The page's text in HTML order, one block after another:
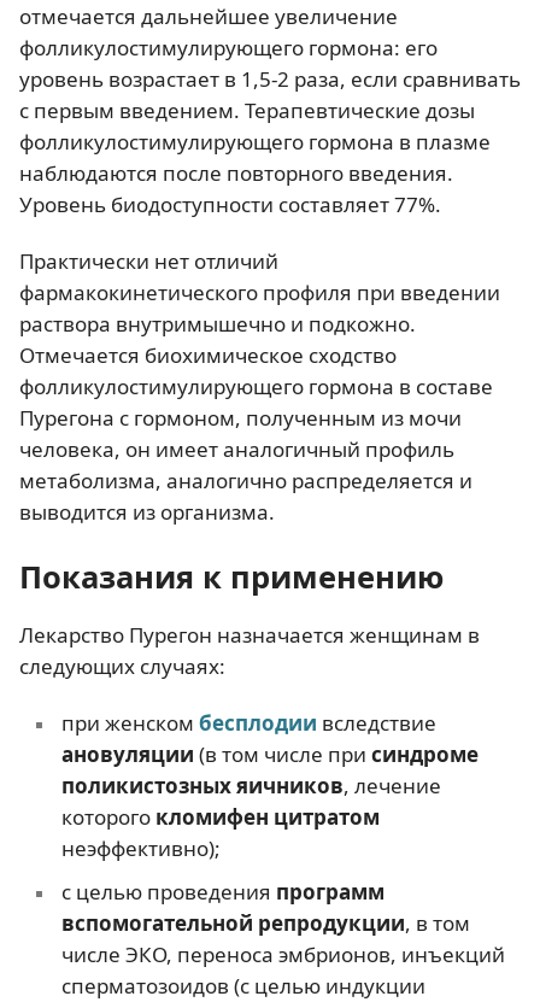
отмечается дальнейшее увеличение
фолликулостимулирующего гормона: его
уровень возрастает в 1,5-2 раза, если сравнивать
с первым введением. Терапевтические дозы
фолликулостимулирующего гормона в плазме
наблюдаются после повторного введения.
Уровень биодоступности составляет 77%.
Практически нет отличий
фармакокинетического профиля при введении
раствора внутримышечно и подкожно.
Отмечается биохимическое сходство
фолликулостимулирующего гормона в составе
Пурегона с гормоном, полученным из мочи
человека, он имеет аналогичный профиль
метаболизма, аналогично распределяется и
выводится из организма.
Показания к применению
Лекарство Пурегон назначается женщинам в
следующих случаях:
при женском бесплодии вследствие
ановуляции (в том числе при синдроме
поликистозных яичников, лечение
которого кломифен цитратом
неэффективно);
с целью проведения программ
вспомогательной репродукции, в том
числе ЭКО, переноса эмбрионов, инъекций
сперматозоидов (с целью индукции